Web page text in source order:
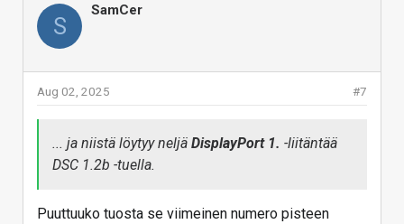
S
SamCer
#7
Aug 02, 2025
... ja niistä löytyy neljä DisplayPort 1. -liitäntää
DSC 1.2b -tuella.
Puuttuuko tuosta se viimeinen numero pisteen